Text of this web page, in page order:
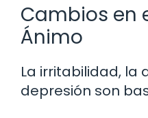
Cambios en
Ánimo
La irritabilidad, la
depresión son